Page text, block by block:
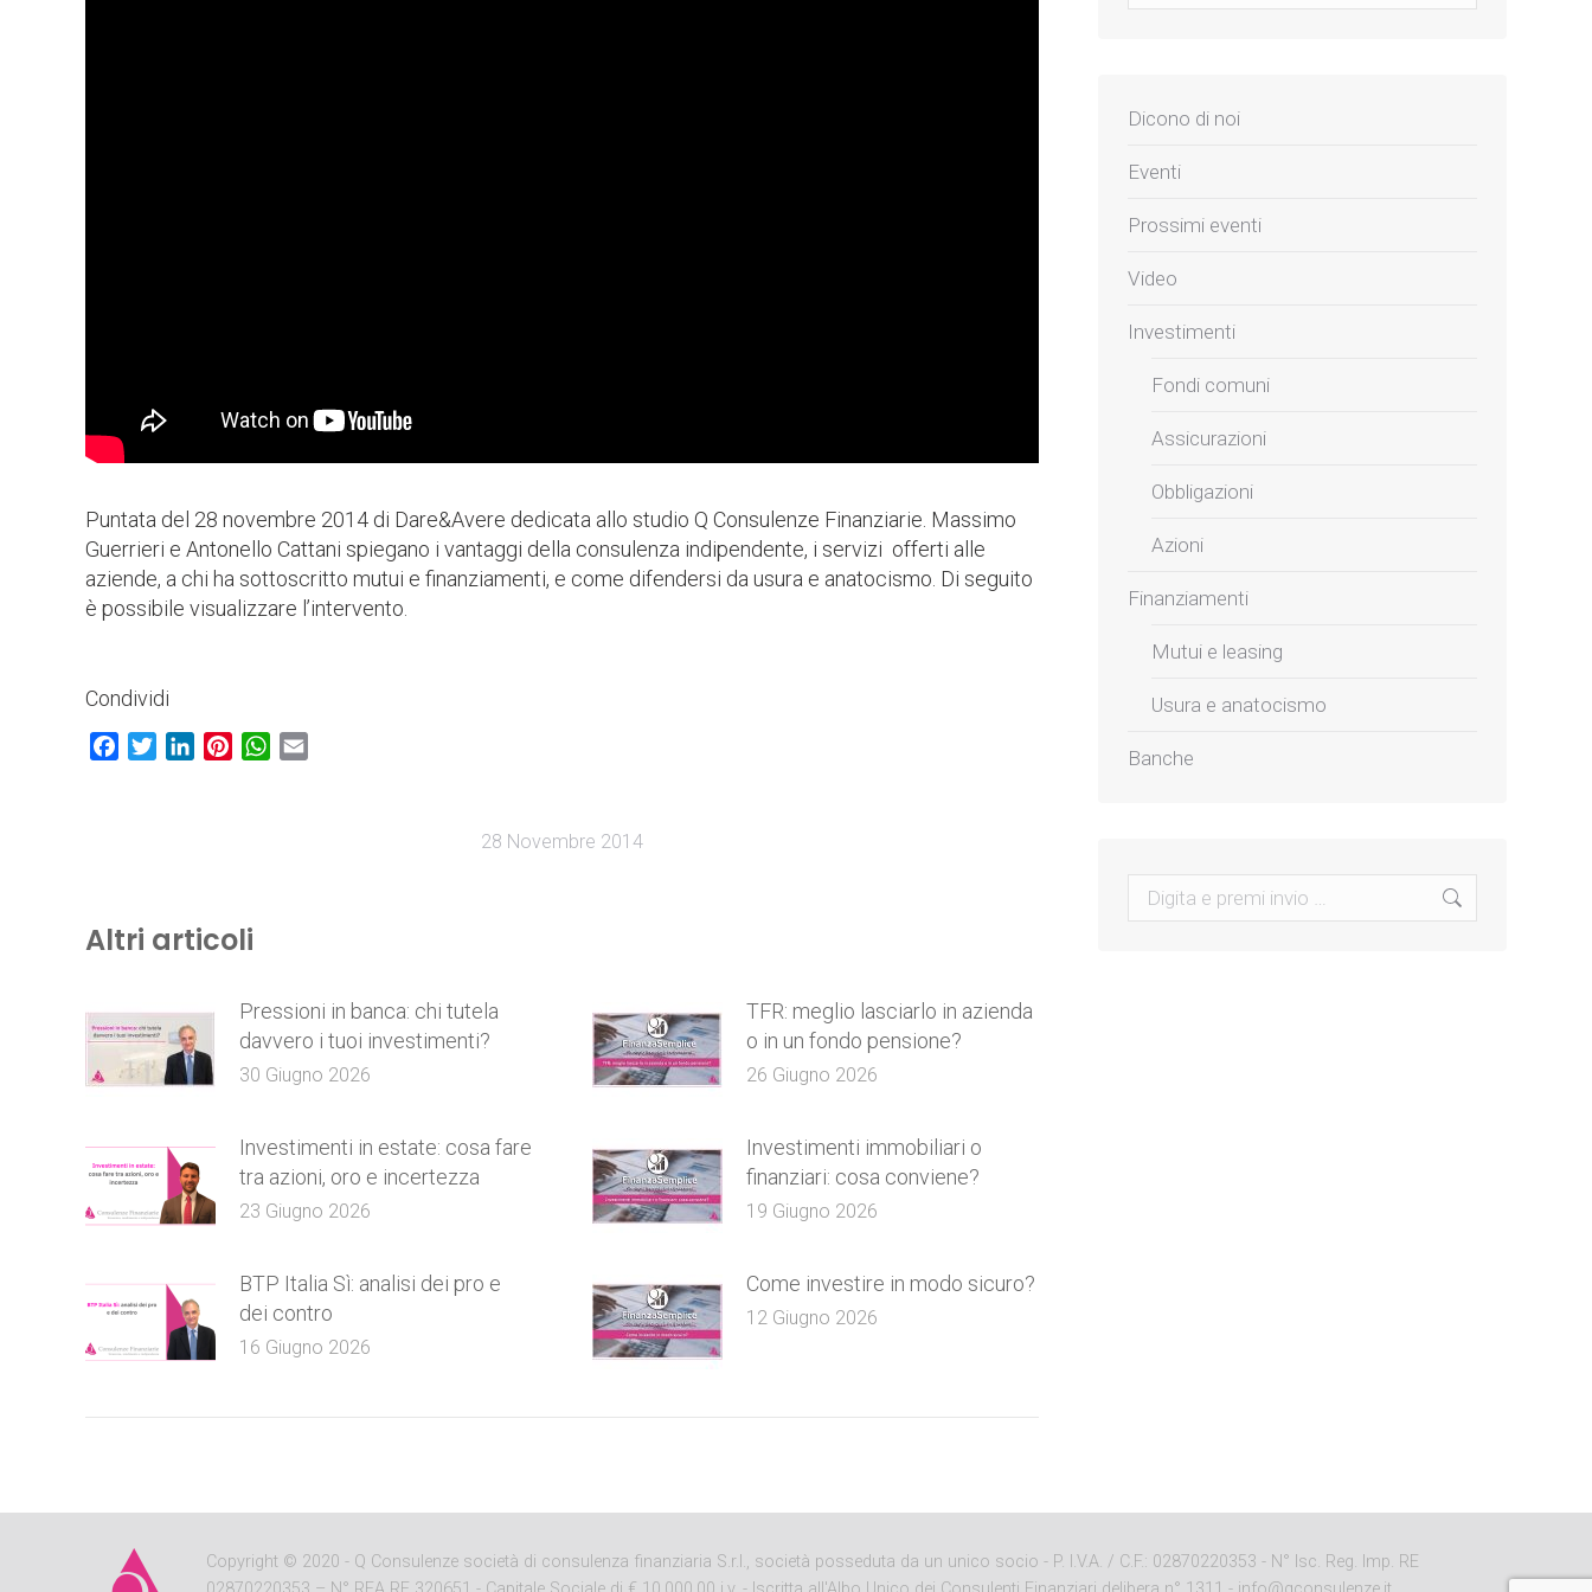
Puntata del 28 novembre 2014 di Dare&Avere dedicata allo studio Q Consulenze Finanziarie. Massimo
Guerrieri e Antonello Cattani spiegano i vantaggi della consulenza indipendente, i servizi offerti alle
aziende, a chi ha sottoscritto mutui e finanziamenti, e come difendersi da usura e anatocismo. Di seguito
è possibile visualizzare l’intervento.
Condividi
Facebook
TwitterLinkedInPinterestWhatsApp
28 Novembre 2014
Altri articoli
Pressioni in banca: chi tutela
davvero i tuoi investimenti?
30 Giugno 2026
TFR: meglio lasciarlo in azienda
o in un fondo pensione?
26 Giugno 2026
Investimenti in estate: cosa fare
tra azioni, oro e incertezza
23 Giugno 2026
Investimenti immobiliari o
finanziari: cosa conviene?
19 Giugno 2026
BTP Italia Sì: analisi dei pro e
dei contro
16 Giugno 2026
Come investire in modo sicuro?
12 Giugno 2026
Dicono di noi
Eventi
Prossimi eventi
Video
Investimenti
Fondi comuni
Assicurazioni
Obbligazioni
Azioni
Finanziamenti
Mutui e leasing
Usura e anatocismo
Banche
Search:
Copyright © 2020 - Q Consulenze società di consulenza finanziaria S.r.l., società posseduta da un unico socio - P. I.V.A. / C.F.: 02870220353 - N° Isc. Reg. Imp. RE